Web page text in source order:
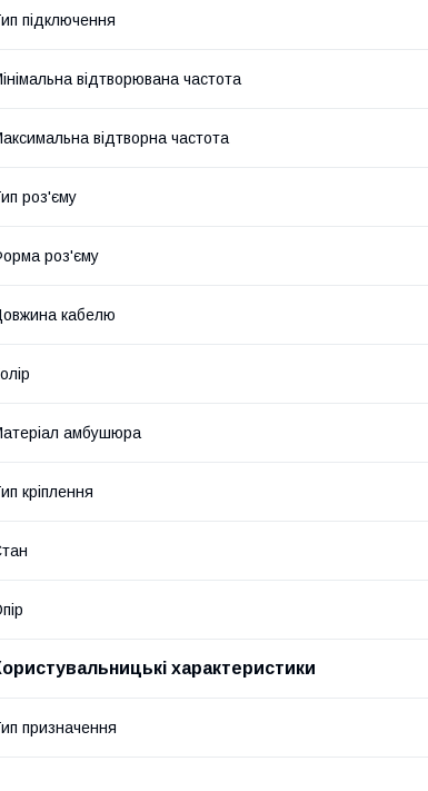
підключення
відтворювана частота
відтворна частота
роз'єму
роз'єму
кабелю
амбушюра
кріплення
характеристики
призначення